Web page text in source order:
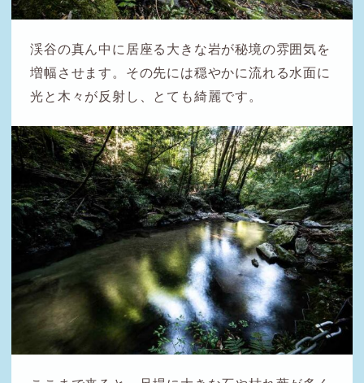
渓谷の真ん中に居座る大きな岩が秘境の雰囲気を
増幅させます。その先には穏やかに流れる水面に
光と木々が反射し、とても綺麗です。